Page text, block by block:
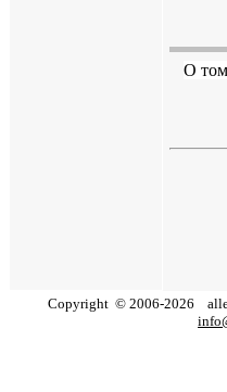
О
Copyright © 2006-2026